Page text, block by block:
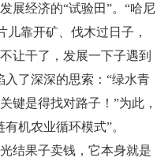
展经济的“试验田”。“哈尼
儿靠开矿、伐木过日子，
让干了，发展一下子遇到
入了深深的思索：“绿水青
键是得找对路子！”为此，
机农业循环模式”。
果子卖钱，它本身就是